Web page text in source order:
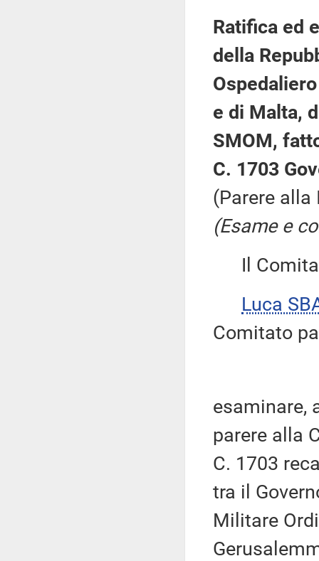
Ratifica ed
della
e di Malta,
SMOM,
C. 1703
(Parere alla
(Esame e
Il
Luca
Comitato
esaminare,
parere alla
C. 1703
tra il
Militare